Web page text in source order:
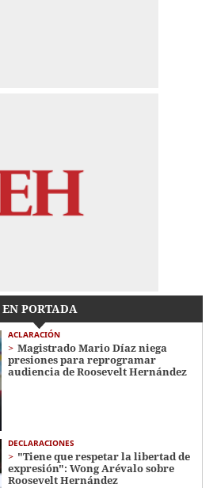
EN PORTADA
ACLARACIÓN
Magistrado Mario Díaz niega
presiones para reprogramar
audiencia de Roosevelt Hernández
DECLARACIONES
"Tiene que respetar la libertad de
expresión": Wong Arévalo sobre
Roosevelt Hernández